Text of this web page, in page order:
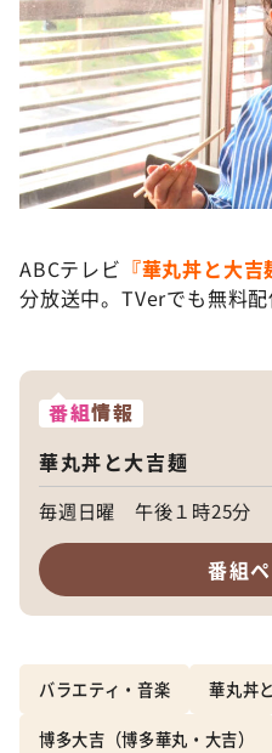
ABCテレビ 『華丸丼と大吉
分放送中。TVerでも無料配
番組情報
華丸丼と大吉麺
毎週日曜 午後１時25分
番組
バラエティ・音楽 華丸丼
博多大吉（博多華丸・大吉）